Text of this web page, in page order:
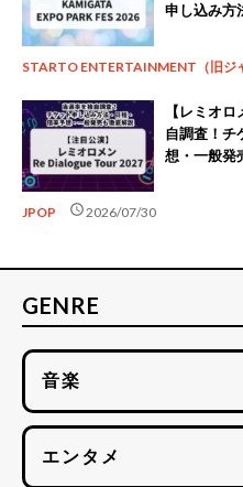
申し込み方
STARTO ENTERTAINMENT（旧ジ
【レミオ
自調査！チ
想・一般発
JPOP schedule2026/07/30
GENRE
音楽
エンタメ